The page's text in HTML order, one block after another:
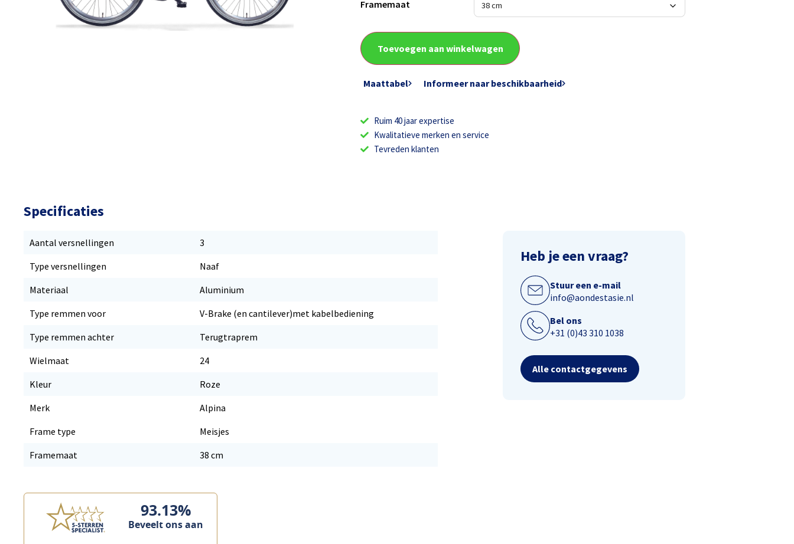
Framemaat
Toevoegen aan winkelwagen
Maattabel Informeer naar beschikbaarheid
Ruim 40 jaar expertise
Kwalitatieve merken en service
Tevreden klanten
Specificaties
Aantal versnellingen
3
Type versnellingen
Naaf
Materiaal
Aluminium
Type remmen voor
V-Brake (en cantilever)met kabelbediening
Type remmen achter
Terugtraprem
Wielmaat
24
Kleur
Roze
Merk
Alpina
Frame type
Meisjes
Framemaat
38 cm
93.13%
Beveelt ons aan
Heb je een vraag?
Stuur een e-mail
info@aondestasie.nl
Bel ons
+31 (0)43 310 1038
Alle contactgegevens